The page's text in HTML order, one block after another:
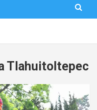
Tlahuitoltepec